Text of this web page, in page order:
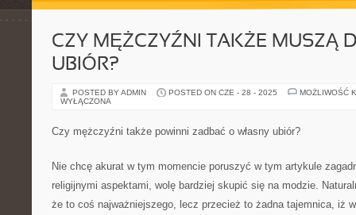
CZY MĘŻCZYŹNI TAKŻE MUSZĄ
UBIÓR?
POSTED BY ADMIN POSTED ON CZE - 28 - 2025
MOŻLIWOŚĆ
WYŁĄCZONA
Czy mężczyźni także powinni zadbać o własny ubiór?
Nie chcę akurat w tym momencie poruszyć w tym artykule
religijnymi aspektami, wolę bardziej skupić się na modzie.
że to coś najważniejszego, lecz przecież to żadna tajemnica, iż